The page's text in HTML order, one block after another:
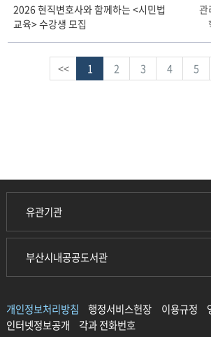
2026 현직변호사와 함께하는 <시민법
교육> 수강생 모집
관
<< 1 2 3 4 5
유관기관
부산시내공공도서관
개인정보처리방침 행정서비스헌장 이용규정
인터넷정보공개
각과 전화번호